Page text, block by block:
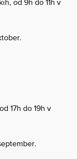
od 9h do 11h v
17h do 19h v